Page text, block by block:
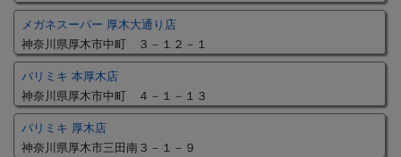
メガネスーパー 厚木大通り店
神奈川県厚木市中町 ３－１２－１
パリミキ 本厚木店
神奈川県厚木市中町 ４－１－１３
パリミキ 厚木店
神奈川県厚木市三田南３－１－９